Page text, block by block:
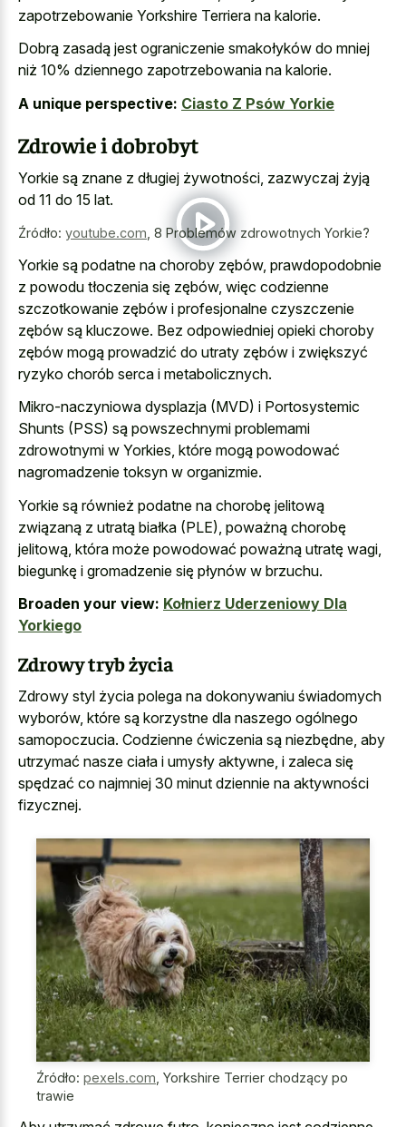
zapotrzebowanie Yorkshire Terriera na kalorie.
Dobrą zasadą jest ograniczenie smakołyków do mniej
niż 10% dziennego zapotrzebowania na kalorie.
A unique perspective: Ciasto Z Psów Yorkie
Zdrowie i dobrobyt
Yorkie są znane z długiej żywotności, zazwyczaj żyją
od 11 do 15 lat.
Źródło: youtube.com, 8 Problemów zdrowotnych Yorkie?
Yorkie są podatne na choroby zębów, prawdopodobnie
z powodu tłoczenia się zębów, więc codzienne
szczotkowanie zębów i profesjonalne czyszczenie
zębów są kluczowe. Bez odpowiedniej opieki choroby
zębów mogą prowadzić do utraty zębów i zwiększyć
ryzyko chorób serca i metabolicznych.
Mikro-naczyniowa dysplazja (MVD) i Portosystemic
Shunts (PSS) są powszechnymi problemami
zdrowotnymi w Yorkies, które mogą powodować
nagromadzenie toksyn w organizmie.
Yorkie są również podatne na chorobę jelitową
związaną z utratą białka (PLE), poważną chorobę
jelitową, która może powodować poważną utratę wagi,
biegunkę i gromadzenie się płynów w brzuchu.
Broaden your view: Kołnierz Uderzeniowy Dla
Yorkiego
Zdrowy tryb życia
Zdrowy styl życia polega na dokonywaniu świadomych
wyborów, które są korzystne dla naszego ogólnego
samopoczucia. Codzienne ćwiczenia są niezbędne, aby
utrzymać nasze ciała i umysły aktywne, i zaleca się
spędzać co najmniej 30 minut dziennie na aktywności
fizycznej.
Źródło: pexels.com Yorkshire Terrier chodzący po
trawie